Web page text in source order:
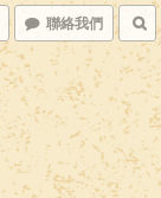
聯絡我們